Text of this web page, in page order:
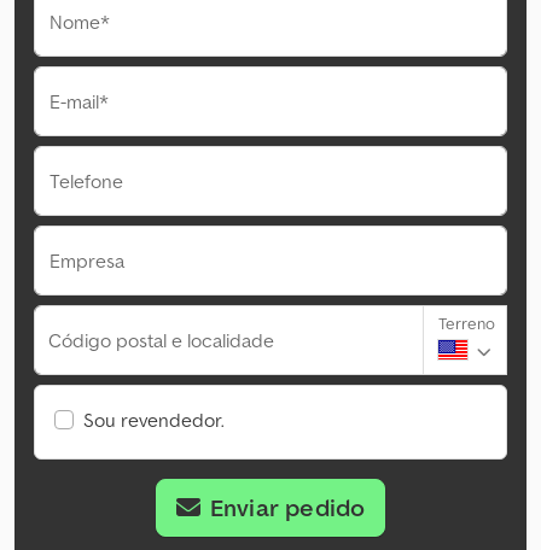
Nome*
E-mail*
Telefone
Empresa
Código postal e localidade
Terreno
Sou revendedor.
Enviar pedido